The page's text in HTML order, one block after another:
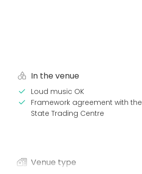
In the venue
Loud music OK
Framework agreement with the
State Trading Centre
Venue type